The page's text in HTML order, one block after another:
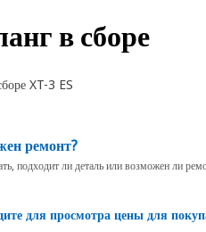
в сборе
XT-3 ES
ремонт?
подходит ли деталь или возможен ли
для просмотра цены для